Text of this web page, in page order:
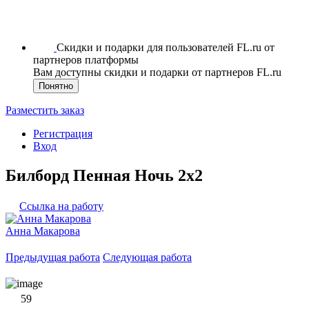
Скидки и подарки для пользователей FL.ru от
партнеров платформы
Вам доступны скидки и подарки от партнеров FL.ru
Понятно
Разместить заказ
Регистрация
Вход
Билборд Пенная Ночь 2х2
Ссылка на работу
Анна Макарова
Предыдущая работа Следующая работа
59